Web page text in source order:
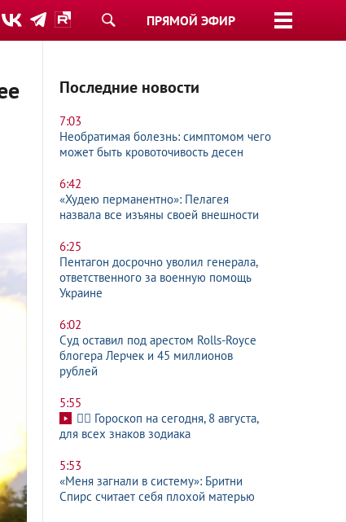
ПРЯМОЙ ЭФИР
Последние новости
7:03
Необратимая болезнь: симптомом чего
может быть кровоточивость десен
6:42
«Худею перманентно»: Пелагея
назвала все изъяны своей внешности
6:25
Пентагон досрочно уволил генерала,
ответственного за военную помощь
Украине
6:02
Суд оставил под арестом Rolls-Royce
блогера Лерчек и 45 миллионов
рублей
5:55
🧙‍♀ Гороскоп на сегодня, 8 августа,
для всех знаков зодиака
5:53
«Меня загнали в систему»: Бритни
Спирс считает себя плохой матерью